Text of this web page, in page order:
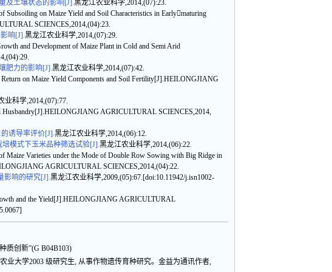
及土壤状态的影响[J].黑龙江农业科学,2014,(07):23.
on Maize Yield and Soil Characteristics in Earlymaturing
SCIENCES,2014,(04):23.
响[J].黑龙江农业科学,2014,(07):29.
and Development of Maize Plant in Cold and Semi Arid
肥力的影响[J].黑龙江农业科学,2014,(07):42.
on Maize Yield Components and Soil Fertility[J].HEILONGJIANG
业科学,2014,(07):77.
AGRICULTURAL SCIENCES,2014,
诱导率评价[J].黑龙江农业科学,2014,(06):12.
模式下玉米品种筛选试验[J].黑龙江农业科学,2014,(06):22.
Varieties under the Mode of Double Row Sowing with Big Ridge in
AGRICULTURAL SCIENCES,2014,(04):22.
影响的研究[J].黑龙江农业科学,2009,(05):67.[doi:10.11942/j.isn1002-
and the Yield[J].HEILONGJIANG AGRICULTURAL
质创新”(G B04B103)
业大学2003 级研究生, 从事作物遗传育种研究。金益为通讯作者,